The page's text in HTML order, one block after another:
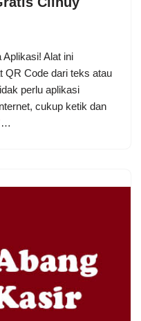
Aplikasi! Alat ini
QR Code dari teks atau
perlu aplikasi
cukup ketik dan
…